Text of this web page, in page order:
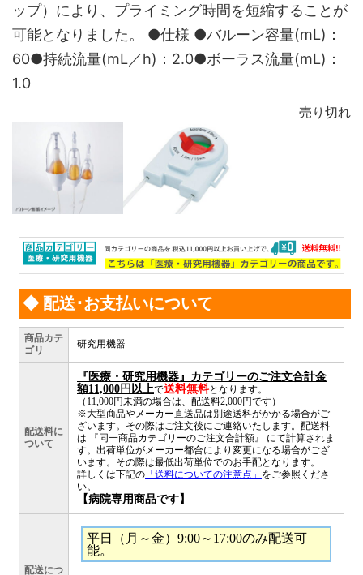
ップ）により、プライミング時間を短縮することが
可能となりました。 ●仕様 ●バルーン容量(mL)：
60●持続流量(mL／h)：2.0●ボーラス流量(mL)：
1.0
売り切れ